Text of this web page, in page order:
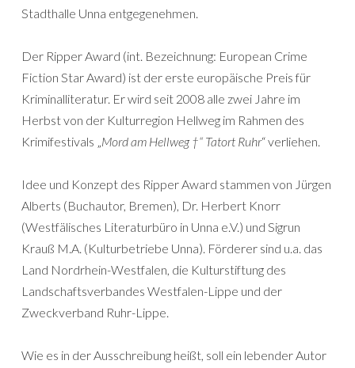
Stadthalle Unna entgegenehmen.
Der Ripper Award (int. Bezeichnung: European Crime
Fiction Star Award) ist der erste europäische Preis für
Kriminalliteratur. Er wird seit 2008 alle zwei Jahre im
Herbst von der Kulturregion Hellweg im Rahmen des
Krimifestivals „Mord am Hellweg †“ Tatort Ruhr“ verliehen.
Idee und Konzept des Ripper Award stammen von Jürgen
Alberts (Buchautor, Bremen), Dr. Herbert Knorr
(Westfälisches Literaturbüro in Unna e.V.) und Sigrun
Krauß M.A. (Kulturbetriebe Unna). Förderer sind u.a. das
Land Nordrhein-Westfalen, die Kulturstiftung des
Landschaftsverbandes Westfalen-Lippe und der
Zweckverband Ruhr-Lippe.
Wie es in der Ausschreibung heißt, soll ein lebender Autor